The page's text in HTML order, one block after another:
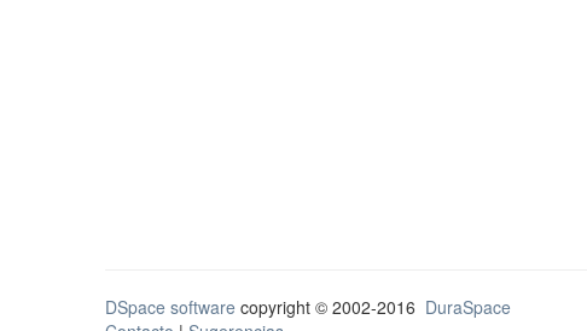
DSpace software copyright © 2002-2016 DuraSpace